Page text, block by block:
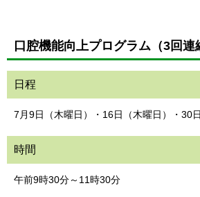
口腔機能向上プログラム（3回連
日程
7月9日（木曜日）・16日（木曜日）・30
時間
午前9時30分～11時30分